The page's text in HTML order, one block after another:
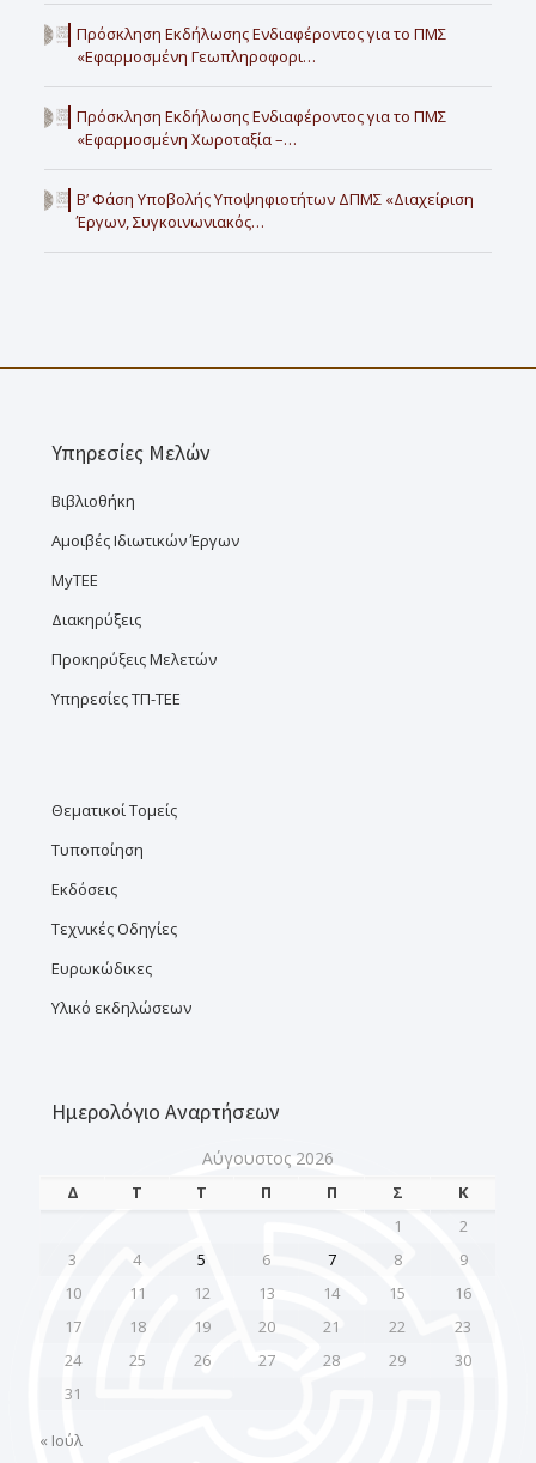
Πρόσκληση Εκδήλωσης Ενδιαφέροντος για το ΠΜΣ
«Εφαρμοσμένη Γεωπληροφορι…
Πρόσκληση Εκδήλωσης Ενδιαφέροντος για το ΠΜΣ
«Εφαρμοσμένη Χωροταξία –…
Β’ Φάση Υποβολής Υποψηφιοτήτων ΔΠΜΣ «Διαχείριση
Έργων, Συγκοινωνιακός…
Υπηρεσίες Μελών
Βιβλιοθήκη
Αμοιβές Ιδιωτικών Έργων
MyTEE
Διακηρύξεις
Προκηρύξεις Μελετών
Υπηρεσίες ΤΠ-ΤΕΕ
Θεματικοί Τομείς
Τυποποίηση
Εκδόσεις
Τεχνικές Οδηγίες
Ευρωκώδικες
Υλικό εκδηλώσεων
Ημερολόγιο Αναρτήσεων
Αύγουστος 2026
Δ Τ Τ Π Π Σ
Κ
1
2
3
4 5 6 7 8
9
10
11 12 13 14 15
16
17
18 19 20 21 22
23
24
25 26 27 28 29
30
31
« Ιούλ